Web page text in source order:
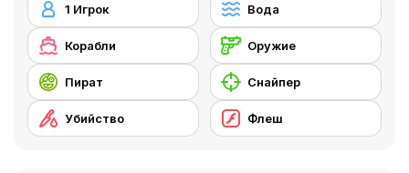
1 Игрок Вода
Корабли Оружие
Пират Снайпер
Убийство Флеш